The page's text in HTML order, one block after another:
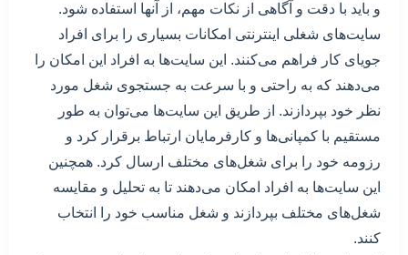
و باید با دقت و آگاهی از نکات مهم، از آنها استفاده شود.
سایت‌های شغلی اینترنتی امکانات بسیاری را برای افراد
جویای کار فراهم می‌کنند. این سایت‌ها به افراد این امکان را
می‌دهند که به راحتی و با سرعت به جستجوی شغل مورد
نظر خود بپردازند. از طریق این سایت‌ها می‌توان به طور
مستقیم با کمپانی‌ها و کارفرمایان ارتباط برقرار کرد و
رزومه خود را برای شغل‌های مختلف ارسال کرد. همچنین
این سایت‌ها به افراد امکان می‌دهند تا به تحلیل و مقایسه
شغل‌های مختلف بپردازند و شغل مناسب خود را انتخاب
کنند.